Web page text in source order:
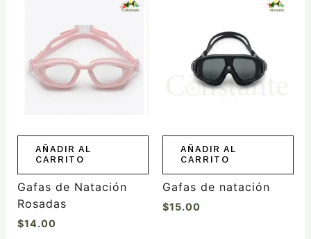
AÑADIR AL
CARRITO
Gafas de Natación
Rosadas
$14.00
AÑADIR AL
CARRITO
Gafas de natación
$15.00